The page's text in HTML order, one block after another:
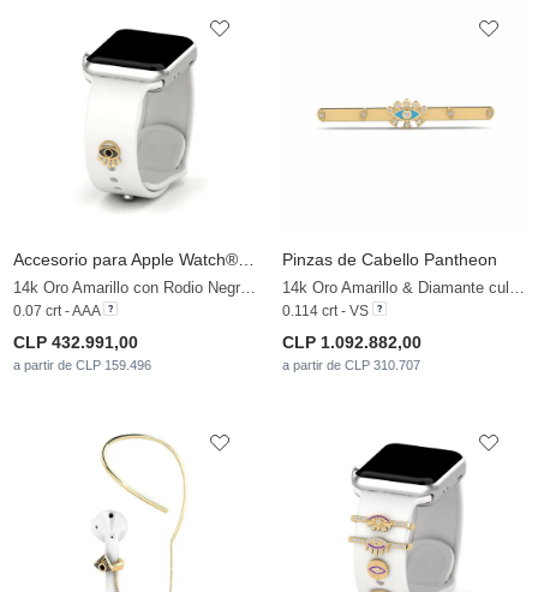
14k Oro Amarillo con Rodio Negro & Diamante Negro
0.07 crt - AAA
CLP 432.991,00
a partir de CLP 159.496
Pinzas de Cabello Pantheon
14k Oro Amarillo & Diamante cultivado en laboratorio
0.114 crt - VS
CLP 1.092.882,00
a partir de CLP 310.707